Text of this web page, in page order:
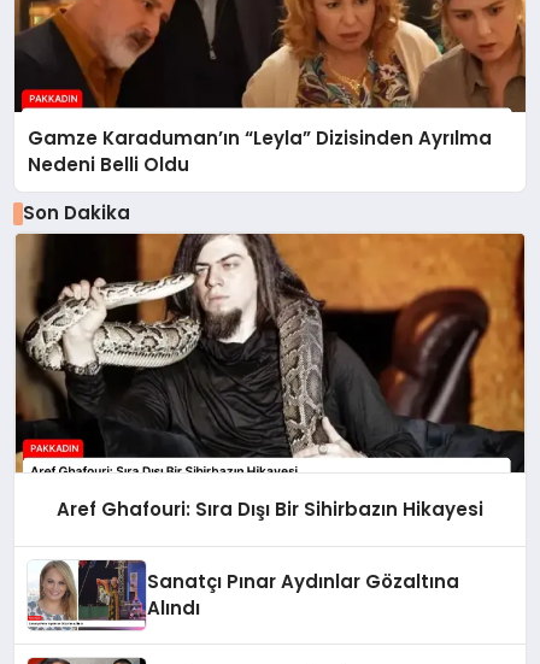
Gamze Karaduman’ın “Leyla” Dizisinden Ayrılma
Nedeni Belli Oldu
Son Dakika
Aref Ghafouri: Sıra Dışı Bir Sihirbazın Hikayesi
Sanatçı Pınar Aydınlar Gözaltına
Alındı